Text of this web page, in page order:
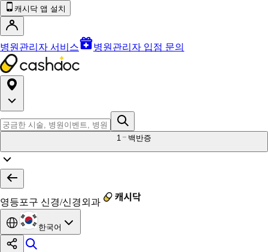
캐시닥 앱 설치
병원관리자 서비스 병원관리자 입점 문의
1 백반증
영등포구 신경/신경외과
한국어